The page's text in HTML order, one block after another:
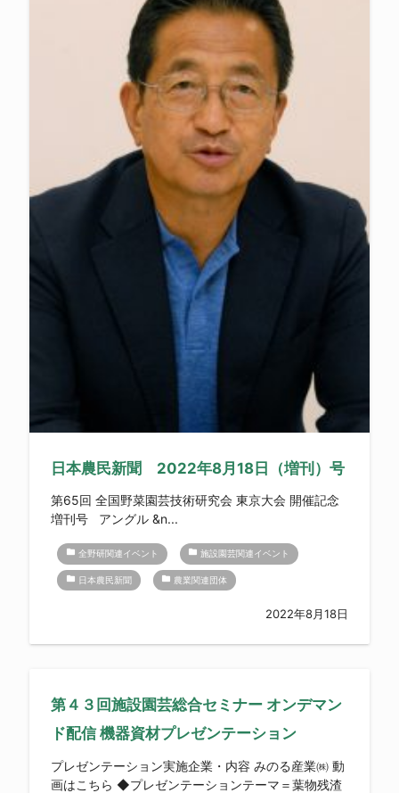
日本農民新聞 2022年8月18日（増刊）号
第65回 全国野菜園芸技術研究会 東京大会 開催記念
増刊号 アングル &n...
folder 全野研関連イベント folder 施設園芸関連イベント
folder 日本農民新聞 folder 農業関連団体
2022年8月18日
第４３回施設園芸総合セミナー オンデマン
ド配信 機器資材プレゼンテーション
プレゼンテーション実施企業・内容 みのる産業㈱ 動
画はこちら ◆プレゼンテーションテーマ＝葉物残渣